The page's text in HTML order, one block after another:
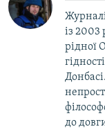
із 2003
рідної
до